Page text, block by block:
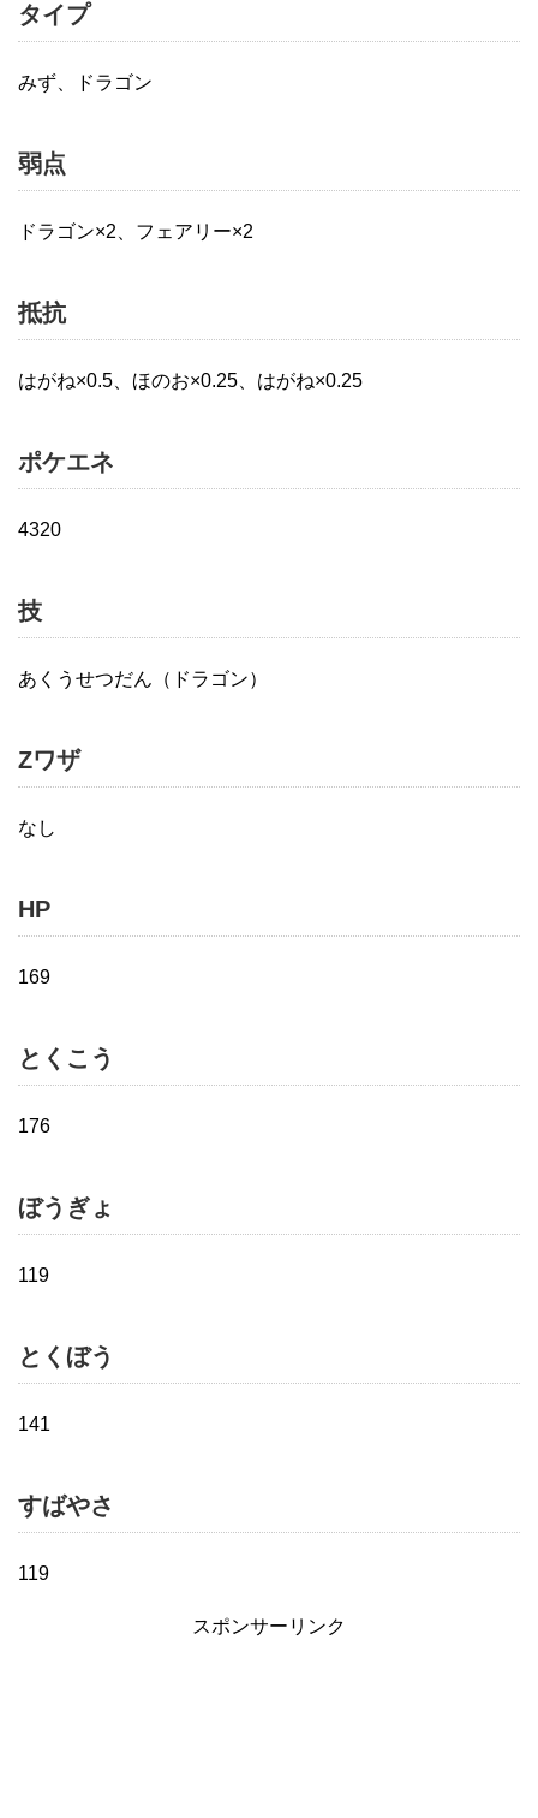
タイプ
みず、ドラゴン
弱点
ドラゴン×2、フェアリー×2
抵抗
はがね×0.5、ほのお×0.25、はがね×0.25
ポケエネ
4320
技
あくうせつだん（ドラゴン）
Zワザ
なし
HP
169
とくこう
176
ぼうぎょ
119
とくぼう
141
すばやさ
119
スポンサーリンク